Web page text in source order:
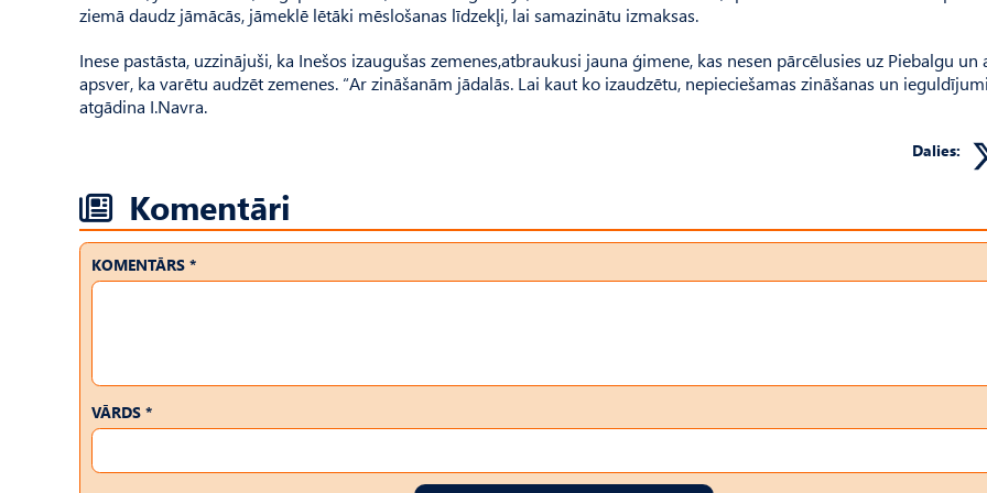
ziemā daudz jāmācās, jāmeklē lētāki mēslošanas līdzekļi, lai samazinātu izmaksas.
Inese pastāsta, uzzinājuši, ka Inešos izaugušas zemenes,atbraukusi jauna ģimene, kas nesen pārcēlusies uz Piebalgu un
apsver, ka varētu audzēt zemenes. “Ar zināšanām jādalās. Lai kaut ko izaudzētu, nepieciešamas zināšanas un
atgādina I.Navra.
Dalies:
Komentāri
KOMENTĀRS *
VĀRDS *